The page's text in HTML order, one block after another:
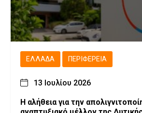
ΕΛΛΆΔΑ ΠΕΡΙΦΈΡΕΙΑ
13 Ιουλίου 2026
Η αλήθεια για την απολιγνιτοποίηση